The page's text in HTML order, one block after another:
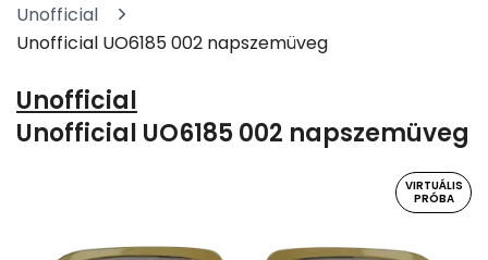
Unofficial
Unofficial UO6185 002 napszemüveg
Unofficial
Unofficial UO6185 002 napszemüveg
VIRTUÁLIS
PRÓBA